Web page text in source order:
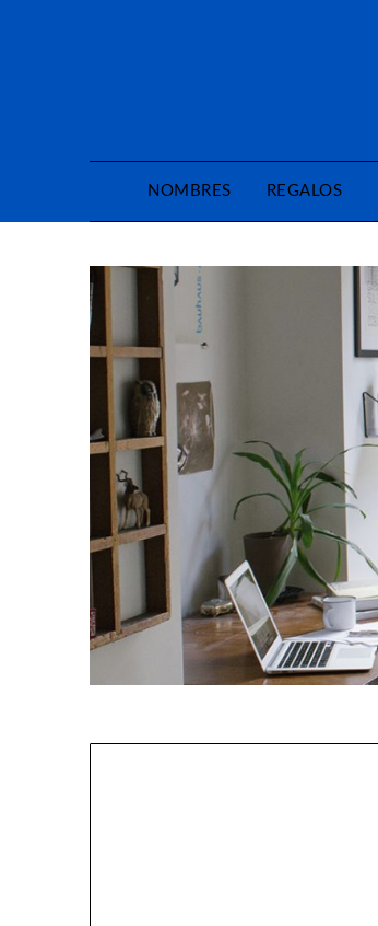
NOMBRES REGALOS